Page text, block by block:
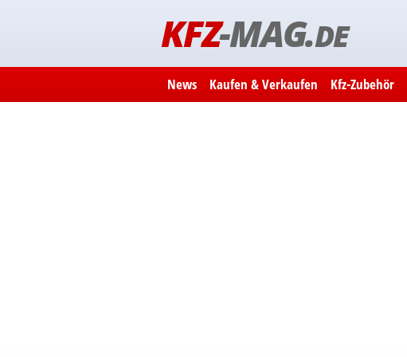
KFZ-MAG.DE
News Kaufen & Verkaufen Kfz-Zubehör